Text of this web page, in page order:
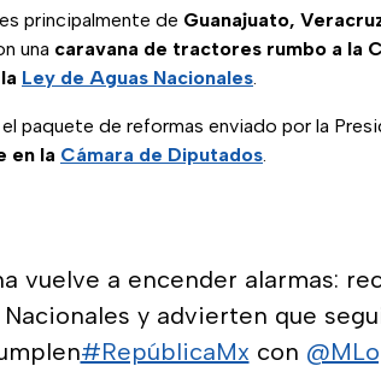
principalmente de Guanajuato,
una caravana de tractores rumbo a la
Ley de Aguas Nacionales.
paquete de reformas enviado por la
en la Cámara de Diputados.
vuelve a encender alarmas:
y advierten que
#RepúblicaMx con